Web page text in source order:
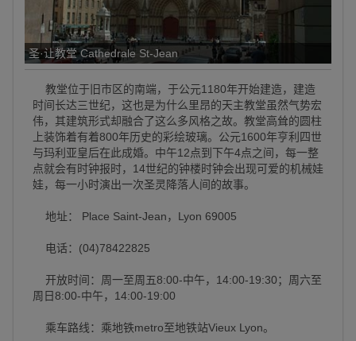
圣·让教堂 Cathedrale St-Jean
教堂位于旧市区的南端，于公元1180年开始建造，建造
时间长达三世纪，这也是为什么里昂的天主教堂虽然气势宏
伟，其建筑形式却融合了这么多风格之故。教堂高耸的圆柱
上装饰着有着800年历史的彩绘玻璃。公元1600年亨利四世
与玛利亚皇后在此成婚。中午12点到下午4点之间，每一整
点就会有时钟报时，14世纪的钟楼时钟会出现可爱的机械娃
娃，每一小时演出一次圣灵降落人间的故事。
地址： Place Saint-Jean，Lyon 69005
电话：(04)78422825
开放时间：周一至周五8:00-中午，14:00-19:30；周六至
周日8:00-中午，14:00-19:00
乘车路线：乘地铁metro至地铁站Vieux Lyon。